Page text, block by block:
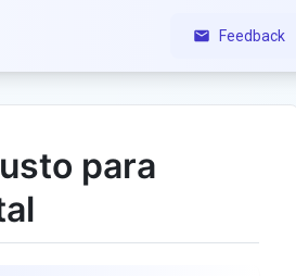
Feedback
para